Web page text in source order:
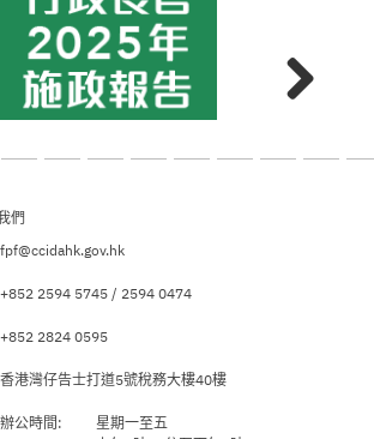
們
fpf@ccidahk.gov.hk
+852 2594 5745 / 2594 0474
+852 2824 0595
香港灣仔告士打道5號稅務大樓40樓
辦公時間:
星期一至五